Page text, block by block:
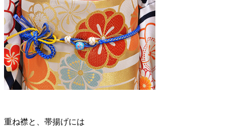
重ね襟と、帯揚げには